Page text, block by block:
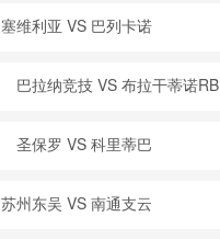
塞维利亚 VS 巴列卡诺
巴拉纳竞技 VS 布拉干蒂诺RB
圣保罗 VS 科里蒂巴
苏州东吴 VS 南通支云